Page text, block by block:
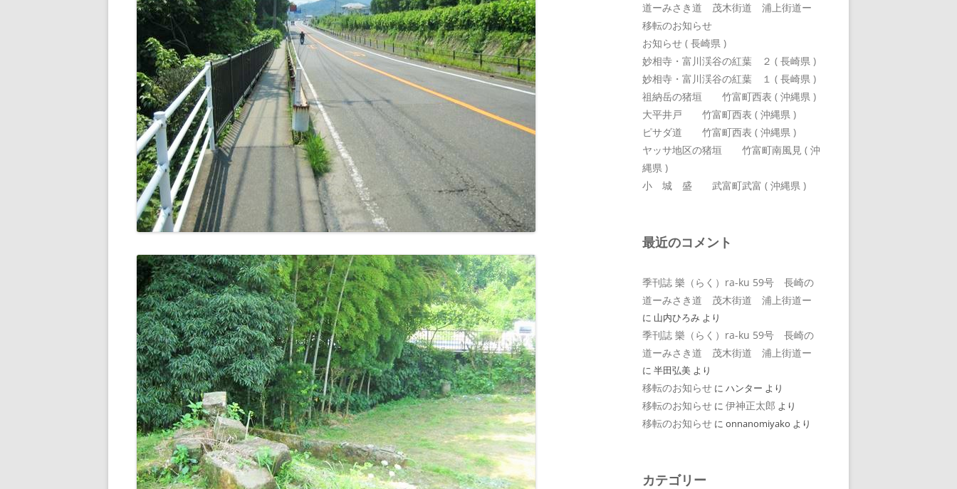
道ーみさき道 茂木街道 浦上街道ー
移転のお知らせ
お知らせ ( 長崎県 )
妙相寺・富川渓谷の紅葉 ２ ( 長崎県 )
妙相寺・富川渓谷の紅葉 １ ( 長崎県 )
祖納岳の猪垣 竹富町西表 ( 沖縄県 )
大平井戸 竹富町西表 ( 沖縄県 )
ピサダ道 竹富町西表 ( 沖縄県 )
ヤッサ地区の猪垣 竹富町南風見 ( 沖
縄県 )
小 城 盛 武富町武富 ( 沖縄県 )
最近のコメント
季刊誌 樂（らく）ra-ku 59号 長崎の
道ーみさき道 茂木街道 浦上街道ー
に 山内ひろみ より
季刊誌 樂（らく）ra-ku 59号 長崎の
道ーみさき道 茂木街道 浦上街道ー
に 半田弘美 より
移転のお知らせ に ハンター より
移転のお知らせ に 伊神正太郎 より
移転のお知らせ に onnanomiyako より
カテゴリー